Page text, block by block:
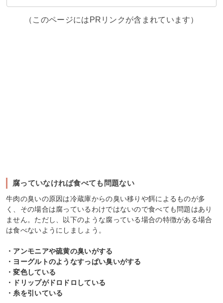
（このページにはPRリンクが含まれています）
腐っていなければ食べても問題ない
牛肉の臭いの原因は冷蔵庫からの臭い移りや餌によるものが多
く、その場合は腐っているわけではないので食べても問題はあり
ません。ただし、以下のような腐っている場合の特徴がある場合
は食べないようにしましょう。
・アンモニアや硫黄の臭いがする
・ヨーグルトのようなすっぱい臭いがする
・変色している
・ドリップがドロドロしている
・糸を引いている